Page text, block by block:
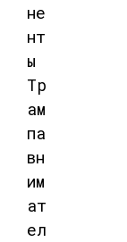
не
нт
ы
Тр
ам
па
вн
им
ат
ел